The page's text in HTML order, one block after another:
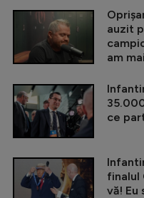
auzit
am
ce
finalul
vă! Eu